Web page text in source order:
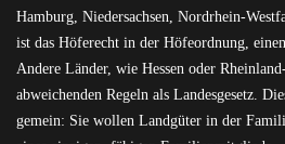
Hamburg, Niedersachsen, Nordrhein-
ist das Höferecht in der Höfeordnung,
Andere Länder, wie Hessen oder
abweichenden Regeln als Landesgesetz.
gemein: Sie wollen Landgüter in der